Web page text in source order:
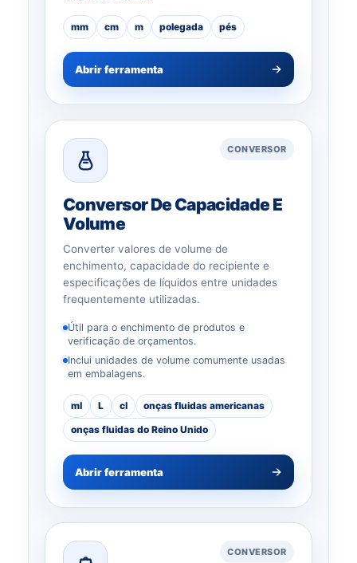
mm cm m polegada pés
Abrir ferramenta
CONVERSOR
Conversor De Capacidade E
Volume
Converter valores de volume de
enchimento, capacidade do recipiente e
especificações de líquidos entre unidades
frequentemente utilizadas.
Útil para o enchimento de produtos e
verificação de orçamentos.
Inclui unidades de volume comumente usadas
em embalagens.
ml L cl
onças fluidas americanas
onças fluidas do Reino Unido
Abrir ferramenta
CONVERSOR